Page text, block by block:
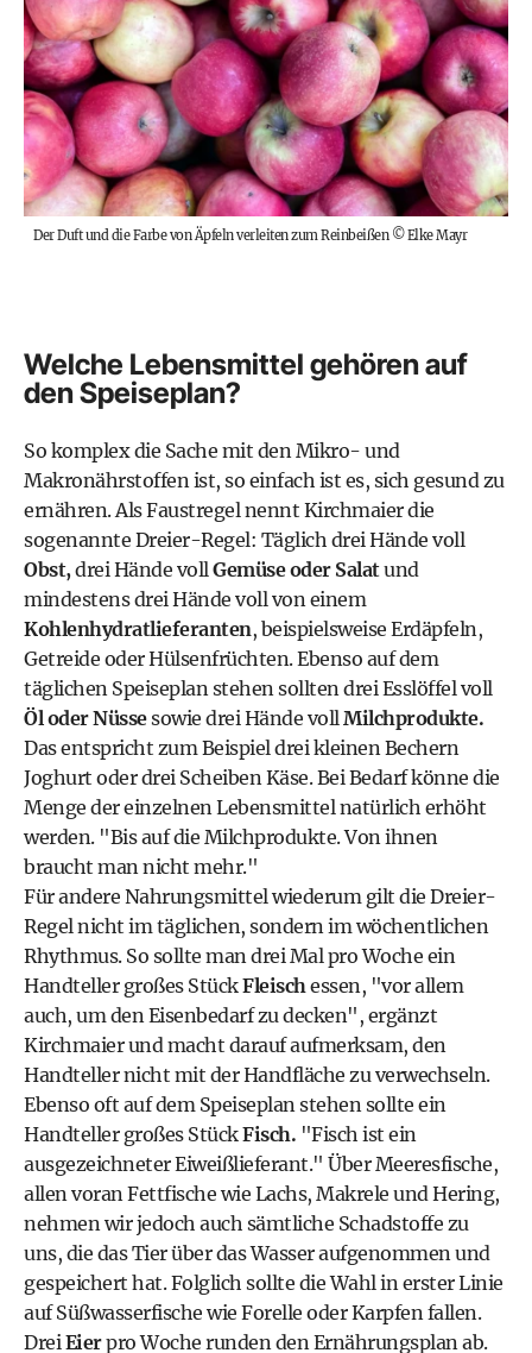
Der Duft und die Farbe von Äpfeln verleiten zum Reinbeißen©Elke Mayr
Welche Lebensmittel gehören auf
den Speiseplan?
So komplex die Sache mit den Mikro- und
Makronährstoffen ist, so einfach ist es, sich gesund zu
ernähren. Als Faustregel nennt Kirchmaier die
sogenannte Dreier-Regel: Täglich drei Hände voll
Obst, drei Hände voll Gemüse oder Salatund
mindestens drei Hände voll von einem
Kohlenhydratlieferanten, beispielsweise Erdäpfeln,
Getreide oderHülsenfrüchten. Ebenso auf dem
täglichen Speiseplan stehen sollten drei Esslöffel voll
Öl oder Nüssesowie drei Hände voll Milchprodukte.
Das entspricht zum Beispiel drei kleinen Bechern
Joghurt oder drei Scheiben Käse. Bei Bedarf könne die
Menge der einzelnen Lebensmittel natürlich erhöht
werden. "Bis auf die Milchprodukte. Von ihnen
braucht man nicht mehr."
Für andere Nahrungsmittel wiederum gilt die Dreier-
Regel nicht im täglichen, sondern im wöchentlichen
Rhythmus. So sollte man drei Mal pro Woche ein
Handteller großes StückFleisch essen, "vor allem
auch, um den Eisenbedarf zu decken", ergänzt
Kirchmaier und macht darauf aufmerksam, den
Handteller nicht mit der Handfläche zu verwechseln.
Ebenso oft auf dem Speiseplan stehen sollte ein
Handteller großes StückFisch. "Fisch ist ein
ausgezeichneter Eiweißlieferant." Über Meeresfische,
allen voran Fettfische wie Lachs, Makrele und Hering,
nehmen wir jedoch auch sämtliche Schadstoffe zu
uns, die das Tier über das Wasser aufgenommen und
gespeichert hat. Folglich sollte die Wahl in erster Linie
auf Süßwasserfische wie Forelle oder Karpfen fallen.
Drei Eierpro Woche runden den Ernährungsplan ab.